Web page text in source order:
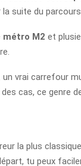
suite du parcours.
métro M2 et
vrai carrefour
cas, ce genre
la plus
tu peux